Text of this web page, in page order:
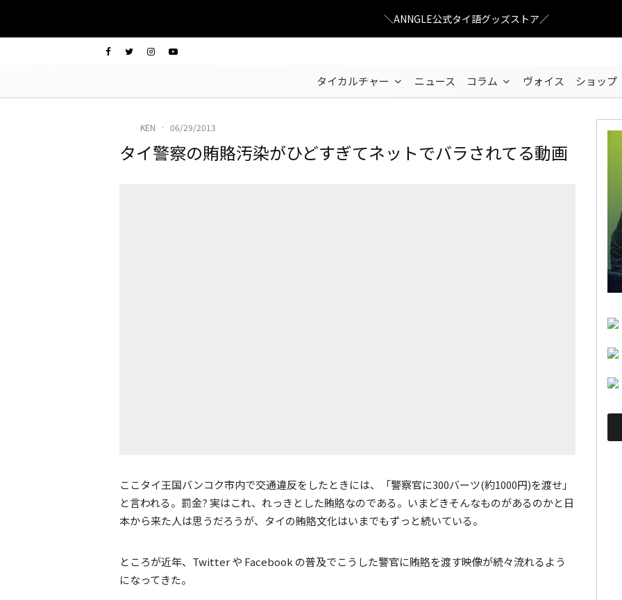
＼ANNGLE公式タイ語グッズストア／
タイカルチャー ニュース コラム ヴォイス ショップ
KEN · 06/29/2013
タイ警察の賄賂汚染がひどすぎてネットでバラされてる動画
ここタイ王国バンコク市内で交通違反をしたときには、「警察官に300バーツ(約1000円)を渡せ」
と言われる。罰金? 実はこれ、れっきとした賄賂なのである。いまどきそんなものがあるのかと日
本から来た人は思うだろうが、タイの賄賂文化はいまでもずっと続いている。
ところが近年、Twitter や Facebook の普及でこうした警官に賄賂を渡す映像が続々流れるよう
になってきた。